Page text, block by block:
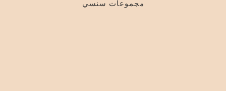
مجموعات سنسي